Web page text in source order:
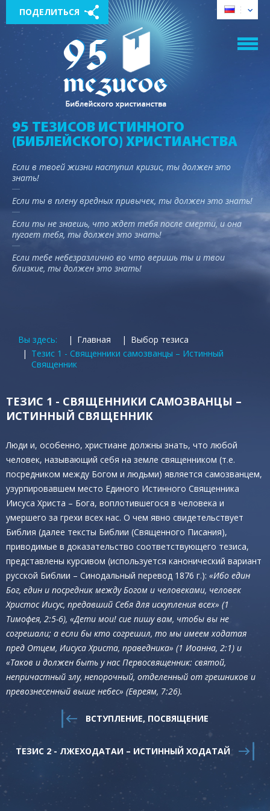
ПОДЕЛИТЬСЯ
95 ТЕЗИСОВ ИСТИННОГО
(БИБЛЕЙСКОГО) ХРИСТИАНСТВА
Если в твоей жизни наступил кризис, ты должен это
знать!
Если ты в плену вредных привычек, ты должен это знать!
Если ты не знаешь, что ждет тебя после смерти, и она
пугает тебя, ты должен это знать!
Если тебе небезразлично во что веришь ты и твои
близкие, ты должен это знать!
Вы здесь: Главная
Выбор тезиса
Тезис 1 - Священники самозванцы – Истинный
Священник
ТЕЗИС 1 - СВЯЩЕННИКИ САМОЗВАНЦЫ –
ИСТИННЫЙ СВЯЩЕННИК
Люди и, особенно, христиане должны знать, что любой
человек, называющий себя на земле священником (т.е.
посредником между Богом и людьми) является самозванцем,
узурпировавшем место Единого Истинного Священника
Иисуса Христа – Бога, воплотившегося в человека и
умершего за грехи всех нас. О чем явно свидетельствует
Библия (далее тексты Библии (Священного Писания),
приводимые в доказательство соответствующего тезиса,
представлены курсивом (используется канонический вариант
русской Библии – Синодальный перевод 1876 г.): «Ибо един
Бог, един и посредник между Богом и человеками, человек
Христос Иисус, предавший Себя для искупления всех» (1
Тимофея, 2:5-6), «Дети мои! сие пишу вам, чтобы вы не
согрешали; а если бы кто согрешил, то мы имеем ходатая
пред Отцем, Иисуса Христа, праведника» (1 Иоанна, 2:1) и
«Таков и должен быть у нас Первосвященник: святой,
непричастный злу, непорочный, отделенный от грешников и
превознесенный выше небес» (Евреям, 7:26).
ВСТУПЛЕНИЕ, ПОСВЯЩЕНИЕ
ТЕЗИС 2 - ЛЖЕХОДАТАИ – ИСТИННЫЙ ХОДАТАЙ